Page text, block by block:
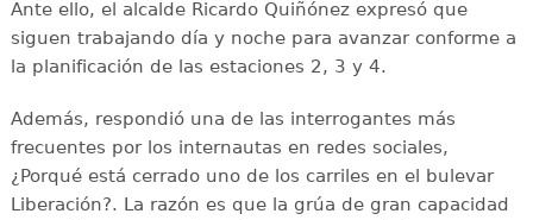
Ante ello, el alcalde Ricardo Quiñónez expresó que
siguen trabajando día y noche para avanzar conforme a
la planificación de las estaciones 2, 3 y 4.
Además, respondió una de las interrogantes más
frecuentes por los internautas en redes sociales,
¿Porqué está cerrado uno de los carriles en el bulevar
Liberación?. La razón es que la grúa de gran capacidad